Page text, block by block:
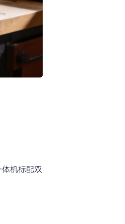
机标配双